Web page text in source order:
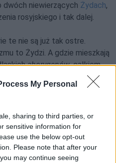
My Personal
sharing to third parties, or
sensitive information for
use the below opt-out
Please note that after your
may continue seeing
niewierzących Żydach,
rosyjskiego i tak dalej.
te nie są już tak ostre.
to Żydzi. A gdzie mieszkają
aborygenów, całkiem
Gdzie oni
Poniższy przykład